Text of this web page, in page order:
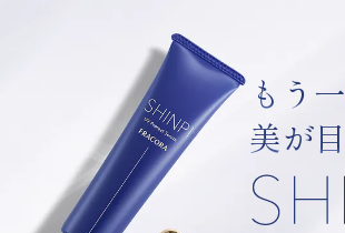
も う 一
美が目